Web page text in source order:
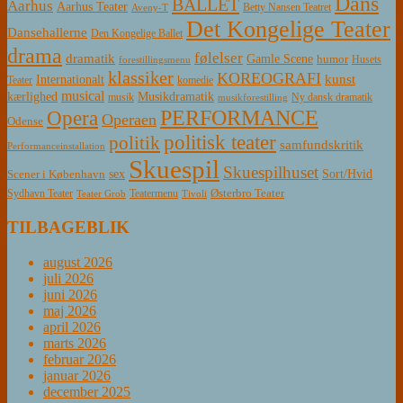
Aarhus Aarhus Teater Aveny-T BALLET Betty Nansen Teatret
Dansehallerne Den Kongelige Ballet Det Kongelige Teater
drama dramatik forestillingsmenu følelser Gamle Scene humor Husets
Teater Internationalt klassiker komedie KOREOGRAFI kunst
kærlighed musical musik Musikdramatik musikforestilling Ny dansk dramatik
Odense Opera Operaen PERFORMANCE
Performanceinstallation politikpolitisk teater samfundskritik
Scener i København sex Skuespil Skuespilhuset Sort/Hvid
Sydhavn Teater Teater Grob Teatermenu Tivoli Østerbro Teater
TILBAGEBLIK
august 2026
juli 2026
juni 2026
maj 2026
april 2026
marts 2026
februar 2026
januar 2026
december 2025